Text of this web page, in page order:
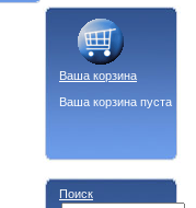
Ваша корзина
Ваша корзина пуста
Поиск